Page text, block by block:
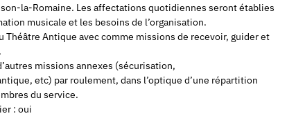
la-Romaine. Les affectations quotidiennes seront établies
musicale et les besoins de l’organisation.
Théâtre Antique avec comme missions de recevoir, guider et
missions annexes (sécurisation,
etc) par roulement, dans l’optique d’une répartition
du service.
: oui